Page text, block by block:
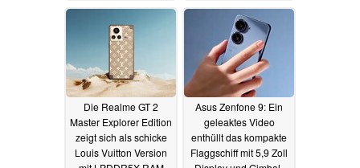
11.07.2022
Die Realme GT 2
Master Explorer Edition
zeigt sich als schicke
Louis Vuitton Version
Asus Zenfone 9: Ein
geleaktes Video
enthüllt das kompakte
Flaggschiff mit 5,9 Zoll